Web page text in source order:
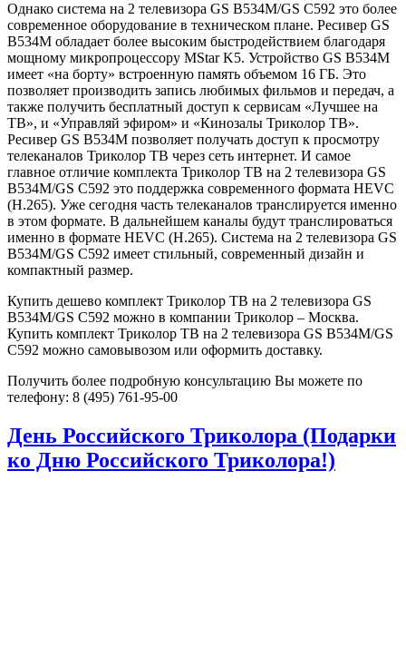
Однако система на 2 телевизора GS B534M/GS C592 это более
современное оборудование в техническом плане. Ресивер GS
B534M обладает более высоким быстродействием благодаря
мощному микропроцессору MStar K5. Устройство GS B534M
имеет «на борту» встроенную память объемом 16 ГБ. Это
позволяет производить запись любимых фильмов и передач, а
также получить бесплатный доступ к сервисам «Лучшее на
ТВ», и «Управляй эфиром» и «Кинозалы Триколор ТВ».
Ресивер GS B534M позволяет получать доступ к просмотру
телеканалов Триколор ТВ через сеть интернет. И самое
главное отличие комплекта Триколор ТВ на 2 телевизора GS
B534M/GS C592 это поддержка современного формата HEVC
(Н.265). Уже сегодня часть телеканалов транслируется именно
в этом формате. В дальнейшем каналы будут транслироваться
именно в формате HEVC (Н.265). Система на 2 телевизора GS
B534M/GS C592 имеет стильный, современный дизайн и
компактный размер.
Купить дешево комплект Триколор ТВ на 2 телевизора GS
B534M/GS C592 можно в компании Триколор – Москва.
Купить комплект Триколор ТВ на 2 телевизора GS B534M/GS
C592 можно самовывозом или оформить доставку.
Получить более подробную консультацию Вы можете по
телефону: 8 (495) 761-95-00
День Российского Триколора (Подарки
ко Дню Российского Триколора!)